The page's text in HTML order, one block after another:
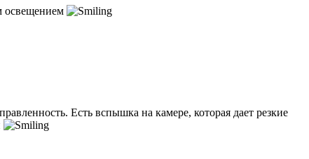
освещением
Есть вспышка на камере, которая дает резкие